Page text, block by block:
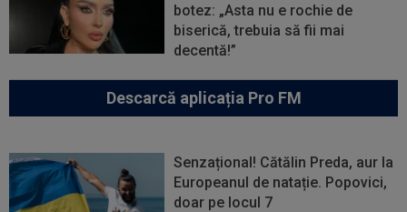
botez: „Asta nu e rochie de
biserică, trebuia să fii mai
decentă!”
Descarcă aplicația Pro FM
Senzațional! Cătălin Preda, aur la
Europeanul de natație. Popovici,
doar pe locul 7